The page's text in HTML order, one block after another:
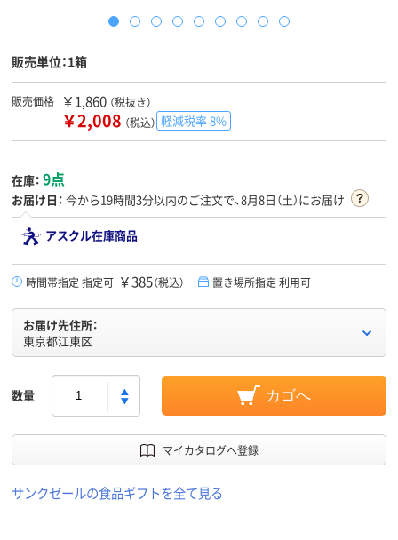
販売単位：1箱
販売価格 ￥1,860 （税抜き）
￥2,008 （税込） 軽減税率 8%
在庫： 9点
お届け日： 今から19時間3分以内のご注文で、8月8日（土）にお届け
アスクル在庫商品
時間帯指定 指定可 ￥385（税込） 置き場所指定 利用可
お届け先住所：
東京都江東区
数量 カゴへ
マイカタログへ登録
サンクゼールの食品ギフトを全て見る